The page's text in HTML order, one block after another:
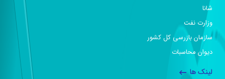
شانا
وزارت نفت
سازمان بازرسی کل کشور
دیوان محاسبات
لینک ها